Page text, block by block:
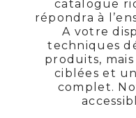
catalogue
répondra à
A votre
techniques
produits,
ciblées et
complet.